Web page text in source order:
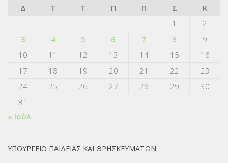
Δ
Τ Τ Π Π Σ
Κ
1
2
3
4 5 6 7 8
9
10
11 12 13 14 15
16
17
18 19 20 21 22
23
24
25 26 27 28 29
30
31
« Ιούλ
ΥΠΟΥΡΓΕΙΟ ΠΑΙΔΕΙΑΣ ΚΑΙ ΘΡΗΣΚΕΥΜΑΤΩΝ